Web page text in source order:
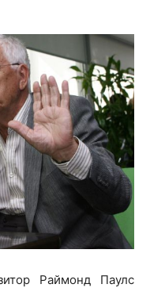
Раймонд Паулс